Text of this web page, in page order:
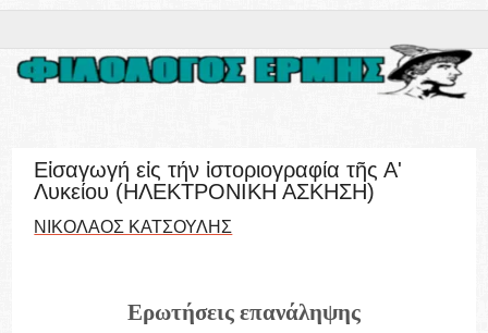
Εἰσαγωγή εἰς τήν ἱστοριογραφία τῆς Α'
Λυκείου (ΗΛΕΚΤΡΟΝΙΚΗ ΑΣΚΗΣΗ)
ΝΙΚΟΛΑΟΣ ΚΑΤΣΟΥΛΗΣ
Ερωτήσεις επανάληψης